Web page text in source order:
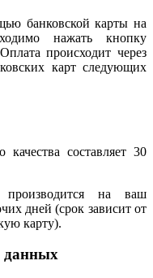
банковской карты на
нажать кнопку
происходит через
карт следующих
составляет 30
производится на ваш
дней (срок зависит от
карту).
данных